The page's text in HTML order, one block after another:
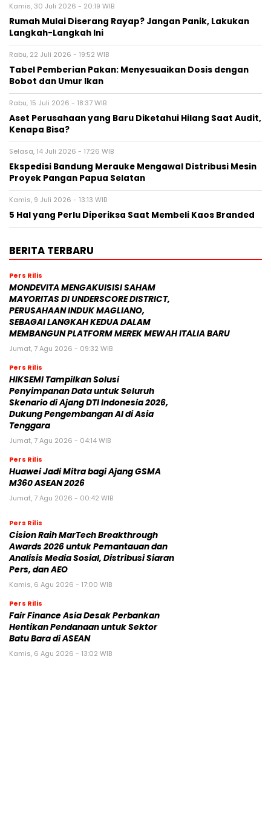
Kamis, 30 Juli 2026 - 20:19 WIB
Rumah Mulai Diserang Rayap? Jangan Panik, Lakukan
Langkah-Langkah Ini
Rabu, 22 Juli 2026 - 19:52 WIB
Tabel Pemberian Pakan: Menyesuaikan Dosis dengan
Bobot dan Umur Ikan
Rabu, 15 Juli 2026 - 18:37 WIB
Aset Perusahaan yang Baru Diketahui Hilang Saat Audit,
Kenapa Bisa?
Selasa, 14 Juli 2026 - 17:26 WIB
Ekspedisi Bandung Merauke Mengawal Distribusi Mesin
Proyek Pangan Papua Selatan
Kamis, 9 Juli 2026 - 13:13 WIB
5 Hal yang Perlu Diperiksa Saat Membeli Kaos Branded
BERITA TERBARU
Pers Rilis
MONDEVITA MENGAKUISISI SAHAM
MAYORITAS DI UNDERSCORE DISTRICT,
PERUSAHAAN INDUK MAGLIANO,
SEBAGAI LANGKAH KEDUA DALAM
MEMBANGUN PLATFORM MEREK MEWAH ITALIA BARU
Jumat, 7 Agu 2026 - 09:32 WIB
Pers Rilis
HIKSEMI Tampilkan Solusi
Penyimpanan Data untuk Seluruh
Skenario di Ajang DTI Indonesia 2026,
Dukung Pengembangan AI di Asia
Tenggara
Jumat, 7 Agu 2026 - 04:14 WIB
Pers Rilis
Huawei Jadi Mitra bagi Ajang GSMA
M360 ASEAN 2026
Jumat, 7 Agu 2026 - 00:42 WIB
Pers Rilis
Cision Raih MarTech Breakthrough
Awards 2026 untuk Pemantauan dan
Analisis Media Sosial, Distribusi Siaran
Pers, dan AEO
Kamis, 6 Agu 2026 - 17:00 WIB
Pers Rilis
Fair Finance Asia Desak Perbankan
Hentikan Pendanaan untuk Sektor
Batu Bara di ASEAN
Kamis, 6 Agu 2026 - 13:02 WIB